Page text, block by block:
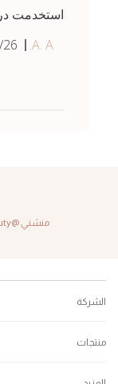
استخدمت
A. A.
الشركة
منتجات